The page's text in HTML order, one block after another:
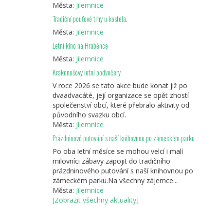
Města: Jilemnice
Tradiční pouťové trhy u kostela.
Města: Jilemnice
Letní kino na Hraběnce
Města: Jilemnice
Krakonošovy letní podvečery
V roce 2026 se tato akce bude konat již po
dvaadvacáté, její organizace se opět zhostí
společenství obcí, které přebralo aktivity od
původního svazku obcí.
Města: Jilemnice
Prázdninové putování s naší knihovnou po zámeckém parku
Po oba letní měsíce se mohou velcí i malí
milovníci zábavy zapojit do tradičního
prázdninového putování s naší knihovnou po
zámeckém parku.Na všechny zájemce...
Města: Jilemnice
[Zobrazit všechny aktuality]